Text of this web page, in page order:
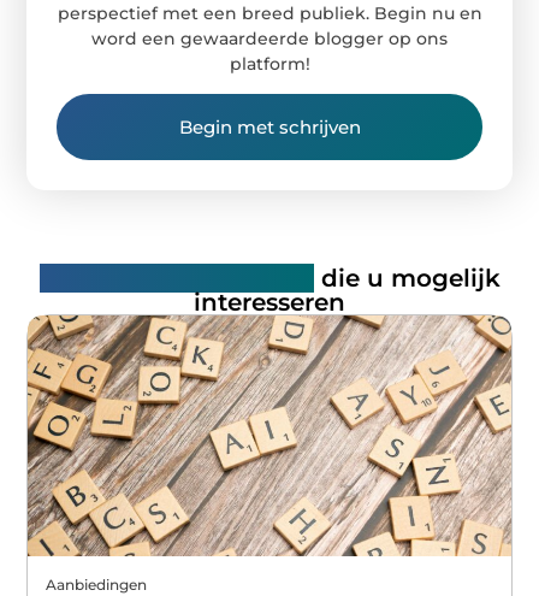
perspectief met een breed publiek. Begin nu en
word een gewaardeerde blogger op ons
platform!
Begin met schrijven
die u mogelijk
interesseren
Aanbiedingen